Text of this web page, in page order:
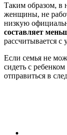
Таким образом, в
женщины, не
низкую
составляет
рассчитывается с
Если семья не
сидеть с
отправиться в